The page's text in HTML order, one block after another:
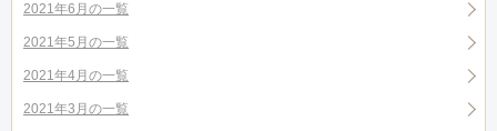
2021年6月の一覧
2021年5月の一覧
2021年4月の一覧
2021年3月の一覧